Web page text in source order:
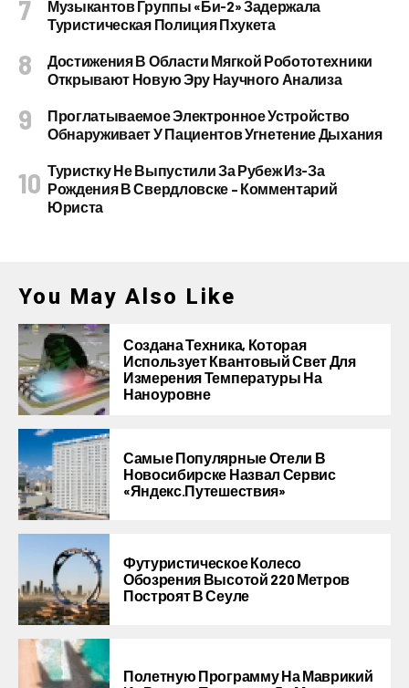
Музыкантов Группы «Би-2» Задержала
Туристическая Полиция Пхукета
Достижения В Области Мягкой Робототехники
Открывают Новую Эру Научного Анализа
Проглатываемое Электронное Устройство
Обнаруживает У Пациентов Угнетение Дыхания
Туристку Не Выпустили За Рубеж Из-За
Рождения В Свердловске – Комментарий
Юриста
You May Also Like
Создана Техника, Которая
Использует Квантовый Свет Для
Измерения Температуры На
Наноуровне
Самые Популярные Отели В
Новосибирске Назвал Сервис
«Яндекс.Путешествия»
Футуристическое Колесо
Обозрения Высотой 220 Метров
Построят В Сеуле
Полетную Программу На Маврикий